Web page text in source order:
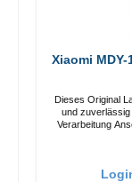
Xiaomi
Dieses Original
und zuverlässig
Verarbeitung Anschlüsse: USB-A Output: 67W Farbe: Weiss Kabel